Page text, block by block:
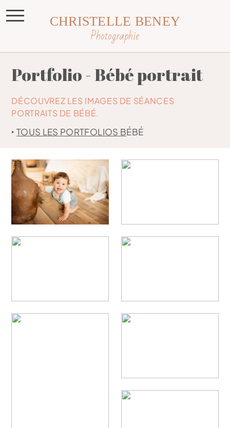
Photographie
CHRISTELLE BENEY
Portfolio - Bébé portrait
DÉCOUVREZ LES IMAGES DE SÉANCES
PORTRAITS DE BÉBÉ.
‣TOUS LES PORTFOLIOS BÉBÉ